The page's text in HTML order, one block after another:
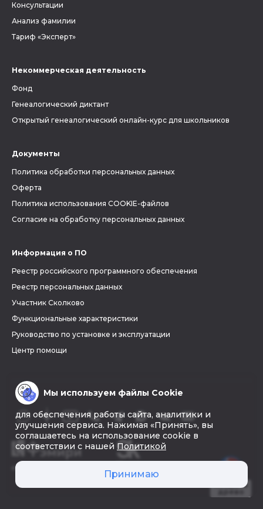
Консультации
Анализ фамилии
Тариф «Эксперт»
Некоммерческая деятельность
Фонд
Генеалогический диктант
Открытый генеалогический онлайн-курс для школьников
Документы
Политика обработки персональных данных
Оферта
Политика использования COOKIE-файлов
Согласие на обработку персональных данных
Информация о ПО
Реестр российского программного обеспечения
Реестр персональных данных
Участник Сколково
Функциональные характеристики
Руководство по установке и эксплуатации
Центр помощи
© 2026 «Фэмири»
Мы используем файлы Cookie
для обеспечения работы сайта, аналитики и
улучшения сервиса. Нажимая «Принять», вы
соглашаетесь на использование cookie в
соответствии с нашей Политикой
Принимаю
Создать